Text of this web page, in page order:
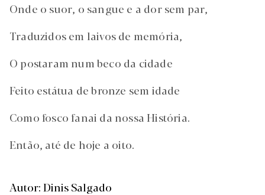
Onde o suor, o sangue e a dor sem par,
Traduzidos em laivos de memória,
O postaram num beco da cidade
Feito estátua de bronze sem idade
Como fosco fanai da nossa História.
Então, até de hoje a oito.
Autor: Dinis Salgado